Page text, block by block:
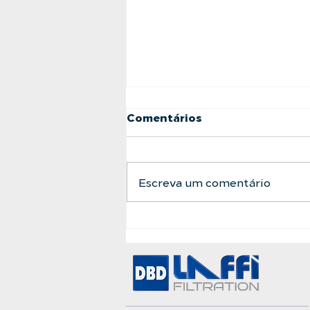
Pureza Absoluta
Comentários
Escreva um comentário